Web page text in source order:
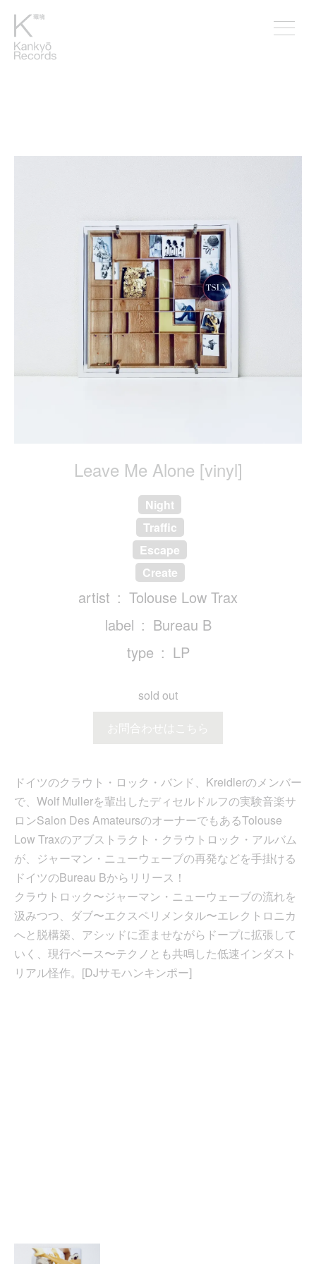
Leave Me Alone [vinyl]
Night
Traffic
Escape
Create
artist
Tolouse Low Trax
label
Bureau B
type
LP
sold out
お問合わせはこちら
ドイツのクラウト・ロック・バンド、Kreidlerのメンバー
で、Wolf Mullerを輩出したディセルドルフの実験音楽サ
ロンSalon Des AmateursのオーナーでもあるTolouse
Low Traxのアブストラクト・クラウトロック・アルバム
が、ジャーマン・ニューウェーブの再発などを手掛ける
ドイツのBureau Bからリリース！
クラウトロック〜ジャーマン・ニューウェーブの流れを
汲みつつ、ダブ〜エクスペリメンタル〜エレクトロニカ
へと脱構築、アシッドに歪ませながらドープに拡張して
いく、現行ベース〜テクノとも共鳴した低速インダスト
リアル怪作。[DJサモハンキンポー]